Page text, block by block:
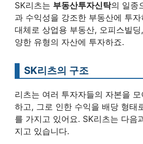
SK리츠는 부동산투자신탁의 일종
과 수익성을 강조한 부동산에 투
대체로 상업용 부동산, 오피스빌
양한 유형의 자산에 투자하죠.
SK리츠의 구조
리츠는 여러 투자자들의 자본을
하고, 그로 인한 수익을 배당 형태
를 가지고 있어요. SK리츠는 다음
지고 있습니다.